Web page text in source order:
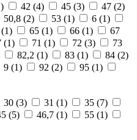
42 (4) 45 (3) 47 (2)
50,8 (2) 53 (1) 6 (1)
(1) 65 (1) 66 (1)
67
(1) 71 (1) 72 (3)
73
82,2 (1) 83 (1) 84 (2)
9 (1) 92 (2) 95 (1)
30 (3) 31 (1) 35 (7)
(5) 46,7 (1) 55 (1)